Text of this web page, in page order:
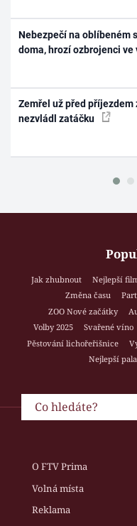
Nebezpečí na oblíbeném
doma, hrozí ozbrojenci ve
Zemřel už před
nezvládl zatáčku
Jak zhubnout Nejlepší
Změna času
ZOO Nové začátky
Volby 2025
Svařené víno
Pěstování lichořeřišnice
Nejlepší
O FTV Prima
Volná místa
Reklama